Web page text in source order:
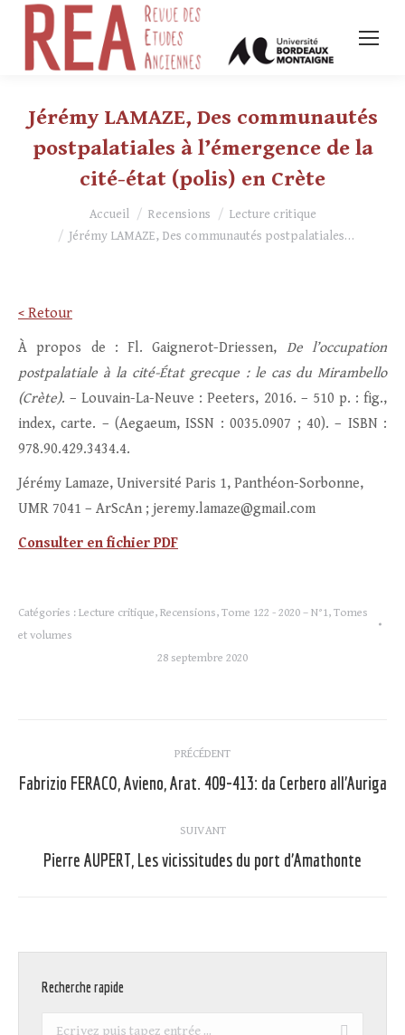
Jérémy LAMAZE, Des communautés
postpalatiales à l’émergence de la
cité-état (polis) en Crète
Vous êtes ici :Accueil Recensions
Lecture critique
Jérémy LAMAZE, Des communautés postpalatiales…
< Retour
À propos de : Fl. Gaignerot-Driessen, De l’occupation
postpalatiale à la cité-État grecque : le cas du Mirambello
(Crète). – Louvain-La-Neuve : Peeters, 2016. – 510 p. : fig.,
index, carte. – (Aegaeum, ISSN : 0035.0907 ; 40). – ISBN :
978.90.429.3434.4.
Jérémy Lamaze, Université Paris 1, Panthéon-Sorbonne,
UMR 7041 – ArScAn ; jeremy.lamaze@gmail.com
Consulter en fichier PDF
Catégories : Lecture critique, Recensions, Tome 122 - 2020 – N°1, Tomes
et volumes
28 septembre 2020
article
PRÉCÉDENT
Article
:
Fabrizio FERACO, Avieno, Arat. 409-413: da Cerbero all’Auriga
SUIVANT
Article
Pierre AUPERT, Les vicissitudes du port d’Amathonte
Recherche rapide
Recherche